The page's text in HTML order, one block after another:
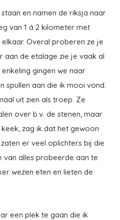
en namen de riksja naar
van 1 á 2 kilometer met
Overal proberen ze je
aan de etalage zie je vaak al
gingen we naar
spullen aan die ik mooi vond.
uit zien als troep. Ze
over b.v. de stenen, maar
zag ik dat het gewoon
er veel oplichters bij die
alles probeerde aan te
wezen eten en lieten de
een plek te gaan die ik